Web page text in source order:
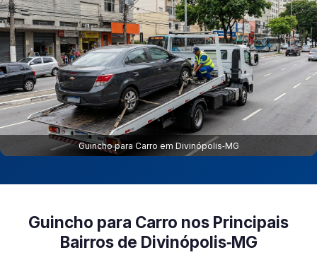
Guincho para Carro em Divinópolis‑MG
Guincho para Carro nos Principais
Bairros de Divinópolis‑MG